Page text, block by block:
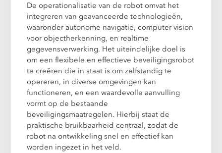
De operationalisatie van de robot omvat het
integreren van geavanceerde technologieën,
waaronder autonome navigatie, computer vision
voor objectherkenning, en realtime
gegevensverwerking. Het uiteindelijke doel is
om een flexibele en effectieve beveiligingsrobot
te creëren die in staat is om zelfstandig te
opereren, in diverse omgevingen kan
functioneren, en een waardevolle aanvulling
vormt op de bestaande
beveiligingsmaatregelen. Hierbij staat de
praktische bruikbaarheid centraal, zodat de
robot na ontwikkeling snel en effectief kan
worden ingezet in het veld.